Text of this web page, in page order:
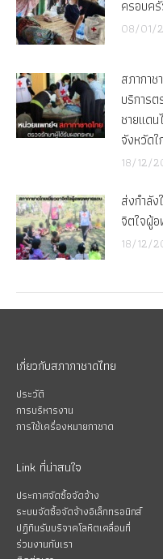
ครอบค
08/01/
สภากา
บริการ
ชายแด
จังหวัดใ
18/12/
ส่งกำลัง
จิตใจผู้
18/12/
เกี่ยวกับสภากาชาดไทย
ประวัติ
การบริหารงาน
การใช้เครื่องหมายกาชาด
Link ที่น่าสนใจ
ประกาศจัดซื้อจัดจ้าง
ระบบจัดซื้อจัดจ้างอิเล็กทรอนิกส์
ปฏิทินรับบริจาคโลหิตเคลื่อนที่
ร่วมงานกับเรา